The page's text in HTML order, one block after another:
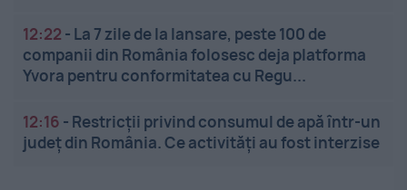
12:22 - La 7 zile de la lansare, peste 100 de
companii din România folosesc deja platforma
Yvora pentru conformitatea cu Regu...
12:16 - Restricții privind consumul de apă într-un
județ din România. Ce activități au fost interzise